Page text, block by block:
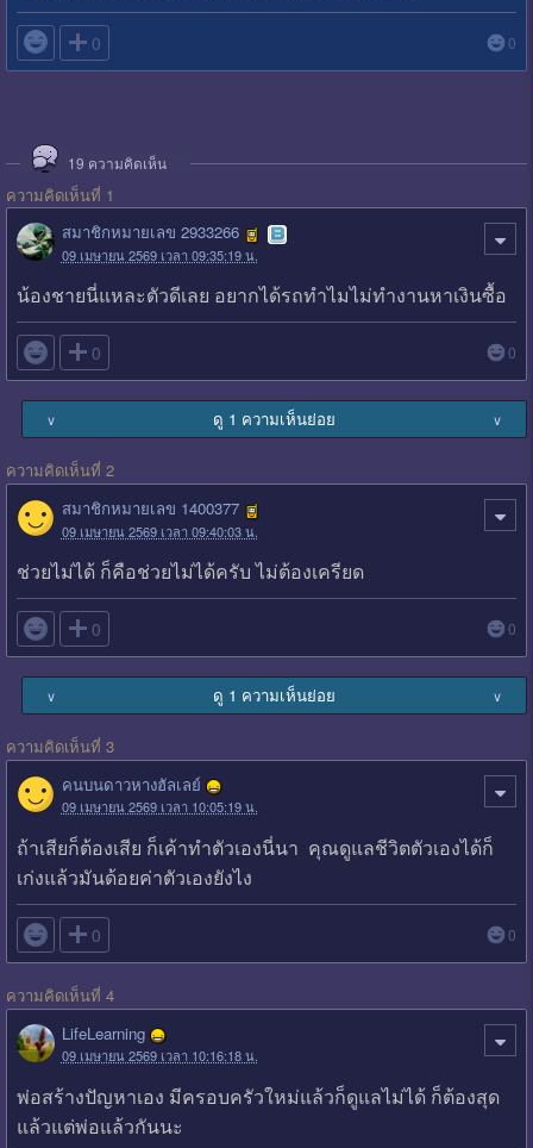
 0 0
19 ความคิดเห็น
ความคิดเห็นที่ 1
สมาชิกหมายเลข 2933266
09 เมษายน 2569 เวลา 09:35:19 น.
น้องชายนี่แหละตัวดีเลย อยากได้รถทำไมไม่ทำงานหาเงินซื้อ
 0 0
∨ ดู 1 ความเห็นย่อย ∨
ความคิดเห็นที่ 2
สมาชิกหมายเลข 1400377
09 เมษายน 2569 เวลา 09:40:03 น.
ช่วยไม่ได้ ก็คือช่วยไม่ได้ครับ ไม่ต้องเครียด
 0 0
∨ ดู 1 ความเห็นย่อย ∨
ความคิดเห็นที่ 3
คนบนดาวหางฮัลเลย์
09 เมษายน 2569 เวลา 10:05:19 น.
ถ้าเสียก็ต้องเสีย ก็เค้าทำตัวเองนี่นา คุณดูแลชีวิตตัวเองได้ก็
เก่งแล้วมันด้อยค่าตัวเองยังไง
 0 0
ความคิดเห็นที่ 4
LifeLearning
09 เมษายน 2569 เวลา 10:16:18 น.
พ่อสร้างปัญหาเอง มีครอบครัวใหม่แล้วก็ดูแลไม่ได้ ก็ต้องสุด
แล้วแต่พ่อแล้วกันนะ